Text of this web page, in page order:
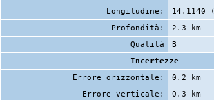
Longitudine:
14.1140
Profondità:
2.3 km
Qualità
B
Incertezze
Errore orizzontale:
0.2 km
Errore verticale:
0.3 km